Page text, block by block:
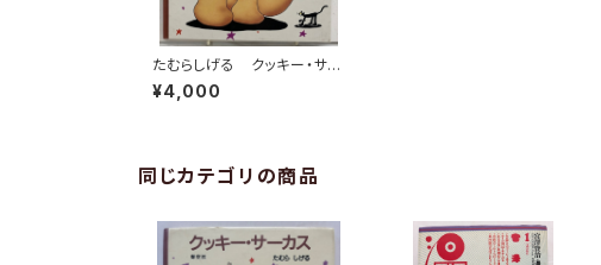
たむらしげる クッキー・サー
カス 1982年 初版 文化
出版局
¥4,000
同じカテゴリの商品